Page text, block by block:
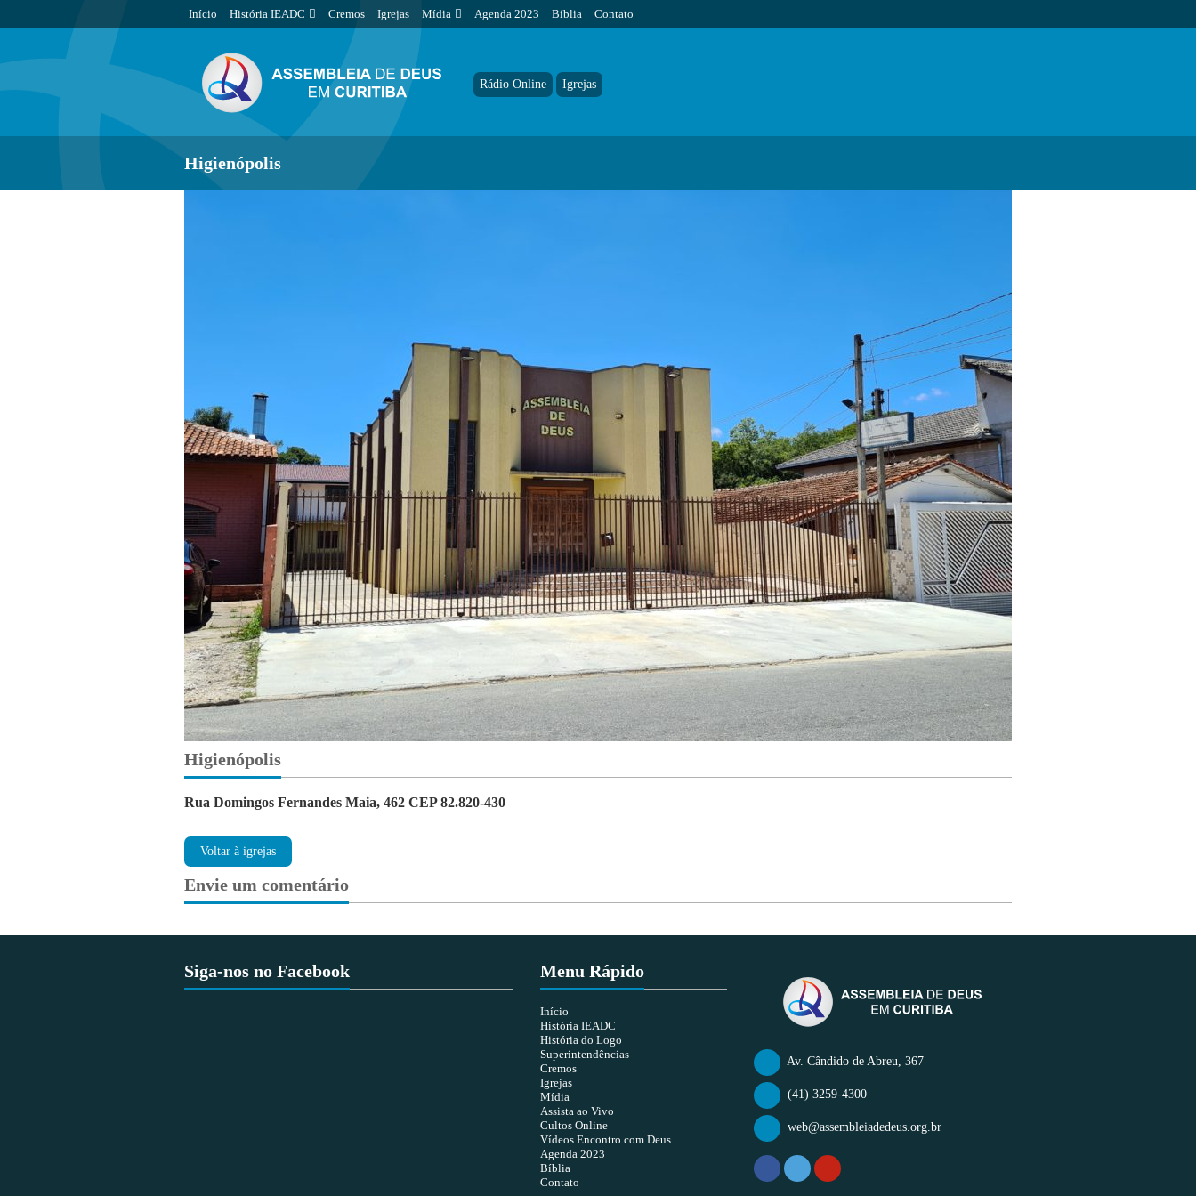
Início História IEADC Cremos Igrejas Mídia Agenda 2023 Bíblia Contato
Rádio Online Igrejas
Higienópolis
Higienópolis
Rua Domingos Fernandes Maia, 462 CEP 82.820-430
Voltar à igrejas
Envie um comentário
Siga-nos no Facebook Menu Rápido
Início
História IEADC
História do Logo
Superintendências
Cremos
Igrejas
Mídia
Assista ao Vivo
Cultos Online
Vídeos Encontro com Deus
Agenda 2023
Bíblia
Contato
Av. Cândido de Abreu, 367
(41) 3259-4300
web@assembleiadedeus.org.br